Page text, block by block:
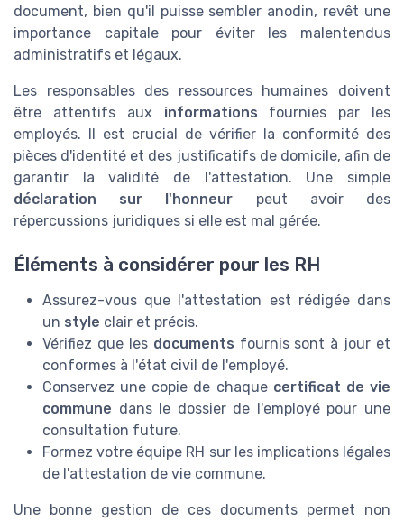
document, bien qu'il puisse sembler anodin, revêt une
importance capitale pour éviter les malentendus
administratifs et légaux.
Les responsables des ressources humaines doivent
être attentifs aux informations fournies par les
employés. Il est crucial de vérifier la conformité des
pièces d'identité et des justificatifs de domicile, afin de
garantir la validité de l'attestation. Une simple
déclaration sur l'honneur peut avoir des
répercussions juridiques si elle est mal gérée.
Éléments à considérer pour les RH
Assurez-vous que l'attestation est rédigée dans
un style clair et précis.
Vérifiez que les documents fournis sont à jour et
conformes à l'état civil de l'employé.
Conservez une copie de chaque certificat de vie
commune dans le dossier de l'employé pour une
consultation future.
Formez votre équipe RH sur les implications légales
de l'attestation de vie commune.
Une bonne gestion de ces documents permet non